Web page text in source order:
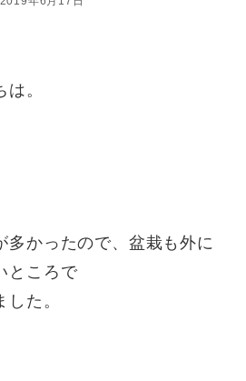
。
多かったので、盆栽も外に
ところで
た。